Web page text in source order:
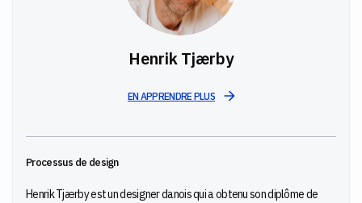
Henrik Tjærby
EN APPRENDRE PLUS
Processus de design
Henrik Tjærby est un designer danois qui a obtenu son diplôme de